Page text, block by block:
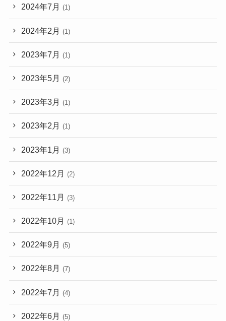
2024年7月 (1)
2024年2月 (1)
2023年7月 (1)
2023年5月 (2)
2023年3月 (1)
2023年2月 (1)
2023年1月 (3)
2022年12月 (2)
2022年11月 (3)
2022年10月 (1)
2022年9月 (5)
2022年8月 (7)
2022年7月 (4)
2022年6月 (5)